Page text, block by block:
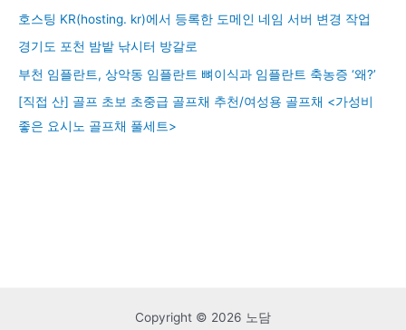
호스팅 KR(hosting. kr)에서 등록한 도메인 네임 서버 변경 작업
경기도 포천 밤밭 낚시터 방갈로
부천 임플란트, 상악동 임플란트 뼈이식과 임플란트 축농증 ‘왜?’
[직접 산] 골프 초보 초중급 골프채 추천/여성용 골프채 <가성비
좋은 요시노 골프채 풀세트>
Copyright © 2026 노담